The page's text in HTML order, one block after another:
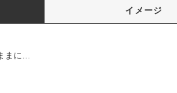
イメージ
まに…